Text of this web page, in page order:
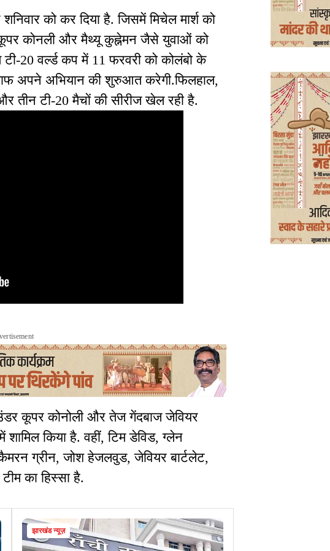
को कर दिया है. जिसमें मिचेल मार्श को
कूपर कोनली और मैथ्यू कुह्नेमन जैसे युवाओं को
20 वर्ल्ड कप में 11 फरवरी को कोलंबो के
अपने अभियान की शुरुआत करेगी.फिलहाल,
तीन टी-20 मैचों की सीरीज खेल रही है.
कूपर कोनोली और तेज गेंदबाज जेवियर
शामिल किया है. वहीं, टिम डेविड, ग्लेन
ग्रीन, जोश हेजलवुड, जेवियर बार्टलेट,
का हिस्सा है.
झारखंड न्यूज़